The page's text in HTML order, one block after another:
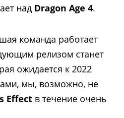
над Dragon Age 4.
команда работает
релизом станет
ожидается к 2022
мы, возможно, не
Effect в течение очень